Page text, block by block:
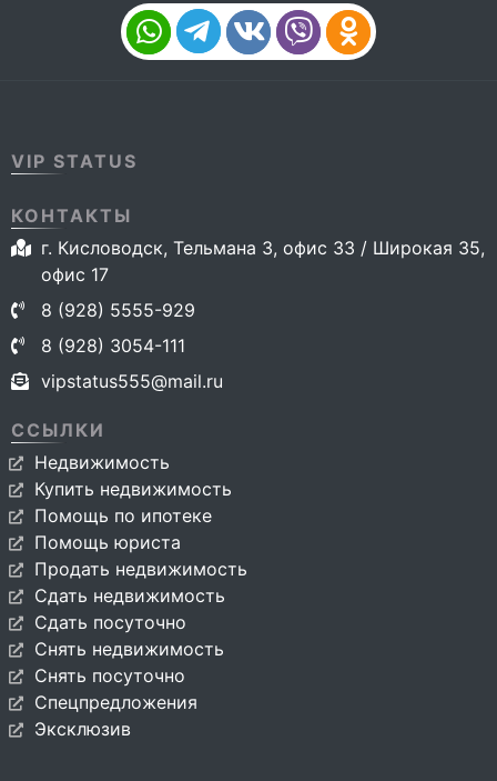
VIP STATUS
КОНТАКТЫ
г. Кисловодск, Тельмана 3, офис 33 / Широкая 35,
офис 17
8 (928) 5555-929
8 (928) 3054-111
vipstatus555@mail.ru
ССЫЛКИ
Недвижимость
Купить недвижимость
Помощь по ипотеке
Помощь юриста
Продать недвижимость
Сдать недвижимость
Сдать посуточно
Снять недвижимость
Снять посуточно
Спецпредложения
Эксклюзив